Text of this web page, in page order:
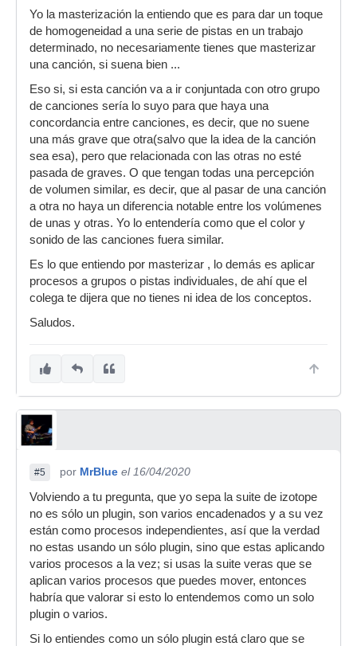
Yo la masterización la entiendo que es para dar un toque
de homogeneidad a una serie de pistas en un trabajo
determinado, no necesariamente tienes que masterizar
una canción, si suena bien ...
Eso si, si esta canción va a ir conjuntada con otro grupo
de canciones sería lo suyo para que haya una
concordancia entre canciones, es decir, que no suene
una más grave que otra(salvo que la idea de la canción
sea esa), pero que relacionada con las otras no esté
pasada de graves. O que tengan todas una percepción
de volumen similar, es decir, que al pasar de una canción
a otra no haya un diferencia notable entre los volúmenes
de unas y otras. Yo lo entendería como que el color y
sonido de las canciones fuera similar.
Es lo que entiendo por masterizar , lo demás es aplicar
procesos a grupos o pistas individuales, de ahí que el
colega te dijera que no tienes ni idea de los conceptos.
Saludos.
#5 por MrBlue el 16/04/2020
Volviendo a tu pregunta, que yo sepa la suite de izotope
no es sólo un plugin, son varios encadenados y a su vez
están como procesos independientes, así que la verdad
no estas usando un sólo plugin, sino que estas aplicando
varios procesos a la vez; si usas la suite veras que se
aplican varios procesos que puedes mover, entonces
habría que valorar si esto lo entendemos como un solo
plugin o varios.
Si lo entiendes como un sólo plugin está claro que se